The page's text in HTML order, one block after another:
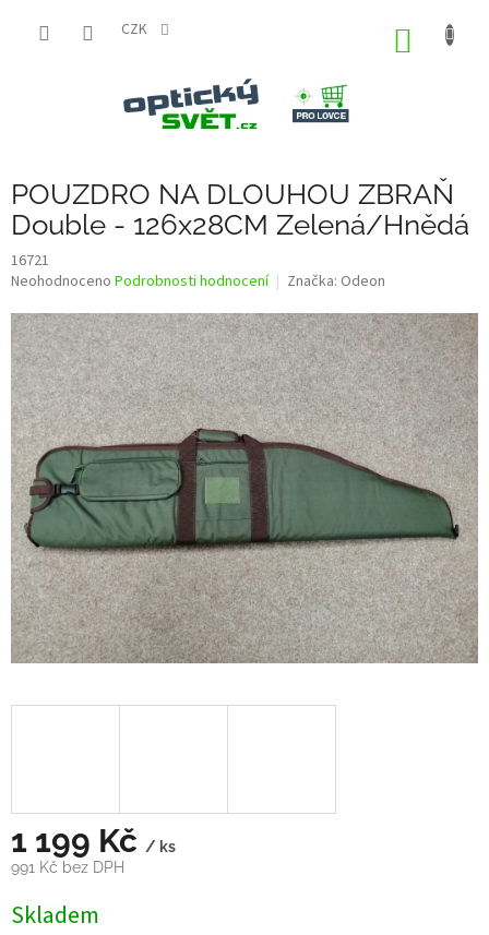
CZK
POUZDRO NA DLOUHOU ZBRAŇ
Double - 126x28CM Zelená/Hnědá
16721
Průměrné
produktu
je
0,0
z
5
hvězdiček.
Neohodnoceno Podrobnosti hodnocení Značka: Odeon
1 199 Kč / ks
991 Kč bez DPH
cena:
Skladem